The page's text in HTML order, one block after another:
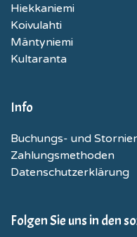
Hiekkaniemi
Koivulahti
Mäntyniemi
Kultaranta
Info
Buchungs- und
Zahlungsmethoden
Datenschutzerklärung
Folgen Sie uns in den